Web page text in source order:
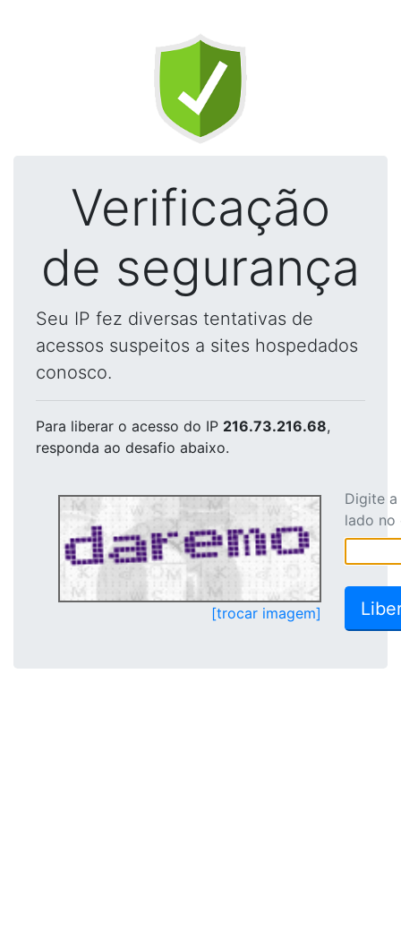
Verificação
de segurança
Seu IP fez diversas tentativas de
acessos suspeitos a sites hospedados
conosco.
Para liberar o acesso do IP 216.73.216.68,
responda ao desafio abaixo.
[trocar imagem]
Digite
lado no